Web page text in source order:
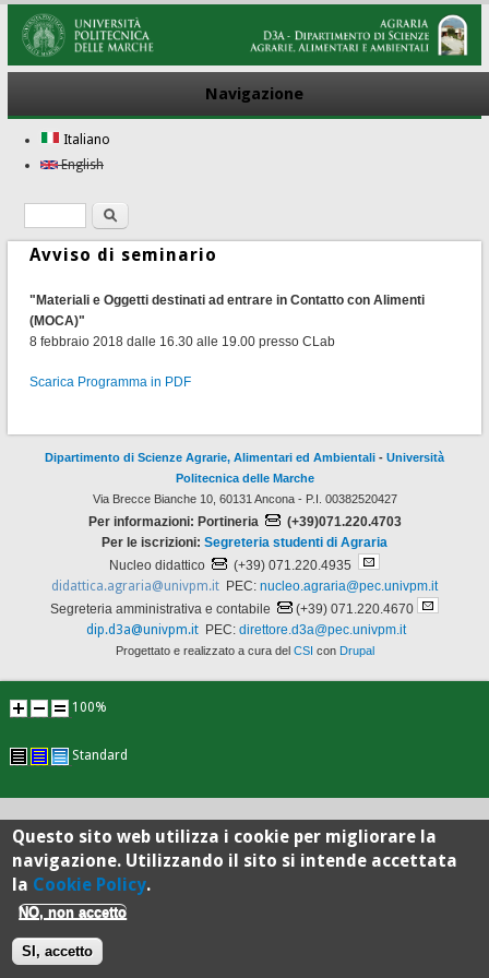
Navigazione
Italiano
English
Form di ricerca
Ricerca
Avviso di seminario
"Materiali e Oggetti destinati ad entrare in Contatto con Alimenti
(MOCA)"
8 febbraio 2018 dalle 16.30 alle 19.00 presso CLab
Scarica Programma in PDF
Dipartimento di Scienze Agrarie, Alimentari ed Ambientali - Università
Politecnica delle Marche
Via Brecce Bianche 10, 60131 Ancona - P.I. 00382520427
Per informazioni: Portineria
(+39)071.220.4703
Per le iscrizioni: Segreteria studenti di Agraria
Nucleo didattico
(+39) 071.220.4935
didattica.agraria@univpm.it PEC: nucleo.agraria@pec.univpm.it
Segreteria amministrativa e contabile
(+39) 071.220.4670
dip.d3a@univpm.it PEC: direttore.d3a@pec.univpm.it
Progettato e realizzato a cura del CSI con Drupal
100%
Standard
Questo sito web utilizza i cookie per migliorare la
navigazione. Utilizzando il sito si intende accettata
la Cookie Policy.
NO, non accetto
SI, accetto